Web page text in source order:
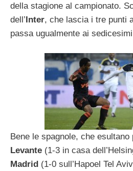
della stagione al campionato.
dell’Inter, che lascia i tre punti
passa ugualmente ai
Bene le spagnole, che esultano
Levante (1-3 in casa
Madrid (1-0 sull’Hapoel Tel